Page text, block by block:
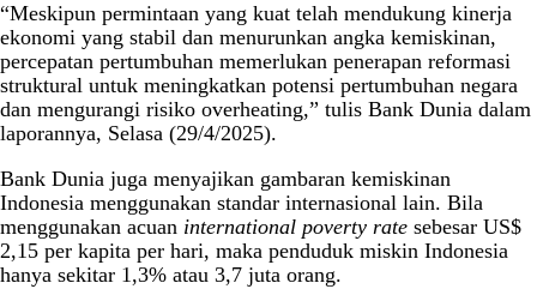
“Meskipun permintaan yang kuat telah mendukung kinerja
ekonomi yang stabil dan menurunkan angka kemiskinan,
percepatan pertumbuhan memerlukan penerapan reformasi
struktural untuk meningkatkan potensi pertumbuhan negara
dan mengurangi risiko overheating,” tulis Bank Dunia dalam
laporannya, Selasa (29/4/2025).
Bank Dunia juga menyajikan gambaran kemiskinan
Indonesia menggunakan standar internasional lain. Bila
menggunakan acuan international poverty rate sebesar US$
2,15 per kapita per hari, maka penduduk miskin Indonesia
hanya sekitar 1,3% atau 3,7 juta orang.